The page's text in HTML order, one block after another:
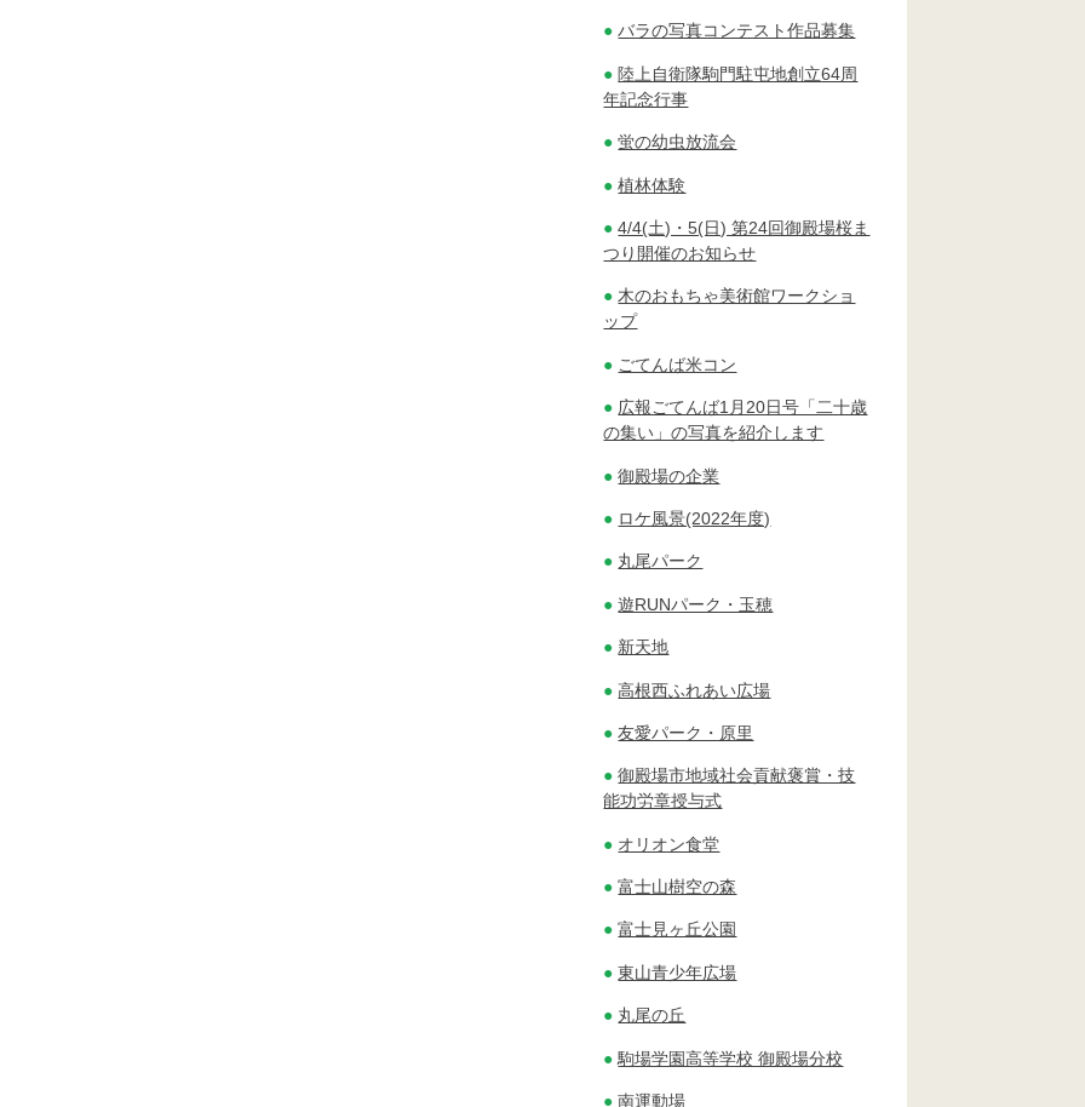
バラの写真コンテスト作品募集
陸上自衛隊駒門駐屯地創立64周
年記念行事
蛍の幼虫放流会
植林体験
4/4(土)・5(日) 第24回御殿場桜ま
つり開催のお知らせ
木のおもちゃ美術館ワークショ
ップ
ごてんば米コン
広報ごてんば1月20日号「二十歳
の集い」の写真を紹介します
御殿場の企業
ロケ風景(2022年度)
丸尾パーク
遊RUNパーク・玉穂
新天地
高根西ふれあい広場
友愛パーク・原里
御殿場市地域社会貢献褒賞・技
能功労章授与式
オリオン食堂
富士山樹空の森
富士見ヶ丘公園
東山青少年広場
丸尾の丘
駒場学園高等学校 御殿場分校
南運動場